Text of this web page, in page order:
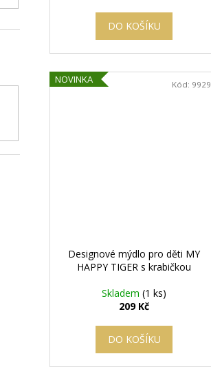
DO KOŠÍKU
NOVINKA
Designové mýdlo pro děti MY
HAPPY TIGER s krabičkou
Skladem(1 ks)
209 Kč
DO KOŠÍKU
Kód: 9929